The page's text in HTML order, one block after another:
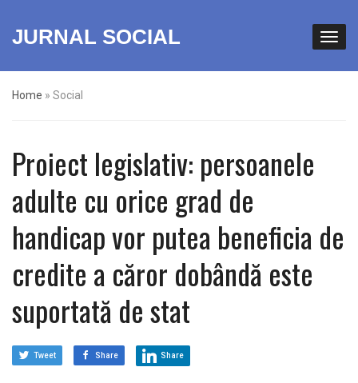
JURNAL SOCIAL
Home » Social
Proiect legislativ: persoanele
adulte cu orice grad de
handicap vor putea beneficia de
credite a căror dobândă este
suportată de stat
Tweet Share Share